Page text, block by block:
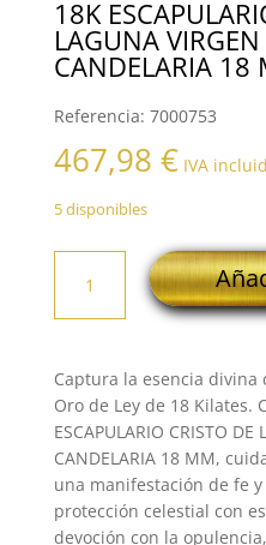
18K
LAGUNA
CANDELARIA 18
Referencia: 7000753
467,98 € IVA
5 disponibles
ESCAPULARIO
CRISTO
LAGUNA
CANDELARIA
18
Captura la esencia divina
Oro de Ley de 18 Kilates.
ESCAPULARIO CRISTO DE
CANDELARIA 18 MM,
una manifestación de fe
protección celestial con
devoción con la